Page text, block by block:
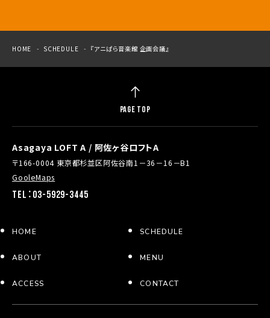
HOME SCHEDULE 『アニぱら音楽館 企画会議』
Asagaya LOFT A / 阿佐ヶ谷ロフトA
〒166-0004 東京都杉並区阿佐谷南1－36－16－B1
GooleMaps
TEL：03-5929-3445
HOME SCHEDULE
ABOUT MENU
ACCESS CONTACT
PAGE TOP